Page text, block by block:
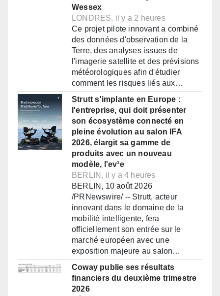
Wessex
LONDRES, il y a 2 heures
Ce projet pilote innovant a combiné
des données d'observation de la
Terre, des analyses issues de
l'imagerie satellite et des prévisions
météorologiques afin d'étudier
comment les risques liés aux…
Strutt s'implante en Europe :
l'entreprise, qui doit présenter
son écosystème connecté en
pleine évolution au salon IFA
2026, élargit sa gamme de
produits avec un nouveau
modèle, l'ev¹e
BERLIN, il y a 4 heures
BERLIN, 10 août 2026
/PRNewswire/ -- Strutt, acteur
innovant dans le domaine de la
mobilité intelligente, fera
officiellement son entrée sur le
marché européen avec une
exposition majeure au salon…
Coway publie ses résultats
financiers du deuxième trimestre
2026